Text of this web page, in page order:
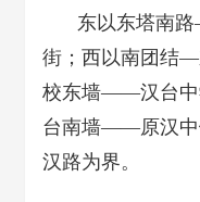
东以东塔南
街；西以南团结
校东墙——汉台
台南墙——原汉中
汉路为界。